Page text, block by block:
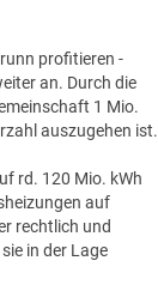
profitieren -
an. Durch die
1 Mio.
auszugehen ist.
rd. 120 Mio. kWh
auf
rechtlich und
in der Lage